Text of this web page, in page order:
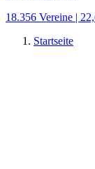
18.356 Vereine |
Startseite